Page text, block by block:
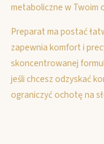
metaboliczne w Twoim
Preparat ma postać
zapewnia komfort i
skoncentrowanej
jeśli chcesz odzyskać
ograniczyć ochotę na